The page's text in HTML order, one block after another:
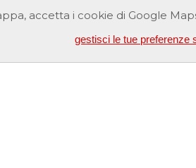
accetta i cookie di Google
gestisci le tue preferenze